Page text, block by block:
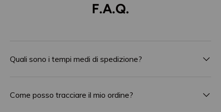
F.A.Q.
Quali sono i tempi medi di spedizione?
Come posso tracciare il mio ordine?